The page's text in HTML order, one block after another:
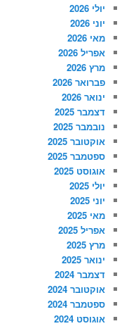
יולי 2026
יוני 2026
מאי 2026
אפריל 2026
מרץ 2026
פברואר 2026
ינואר 2026
דצמבר 2025
נובמבר 2025
אוקטובר 2025
ספטמבר 2025
אוגוסט 2025
יולי 2025
יוני 2025
מאי 2025
אפריל 2025
מרץ 2025
ינואר 2025
דצמבר 2024
אוקטובר 2024
ספטמבר 2024
אוגוסט 2024